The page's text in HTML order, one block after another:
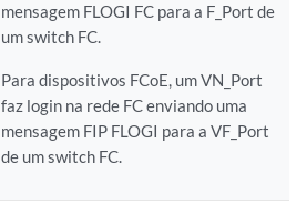
mensagem FLOGI FC para a F_Port de
um switch FC.
Para dispositivos FCoE, um VN_Port
faz login na rede FC enviando uma
mensagem FIP FLOGI para a VF_Port
de um switch FC.